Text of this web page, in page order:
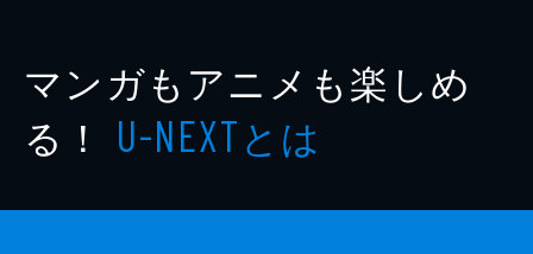
マンガもアニメも楽しめ
る！ U-NEXTとは